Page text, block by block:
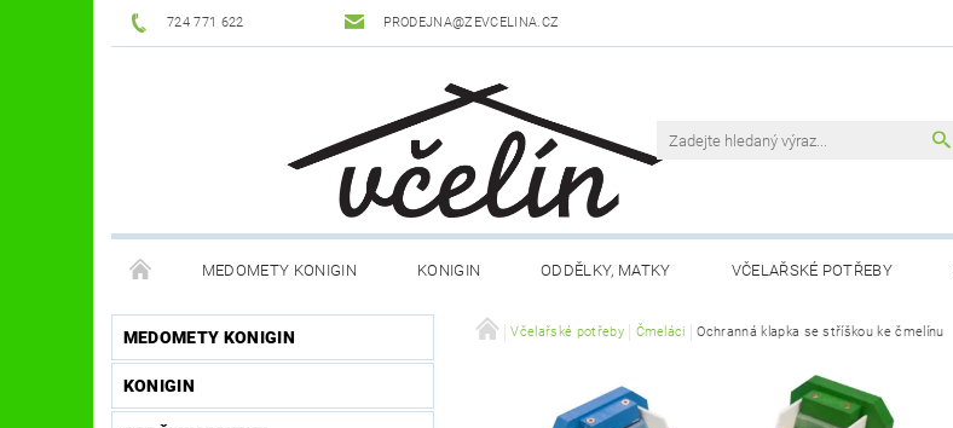
724 771 622 PRODEJNA@ZEVCELINA.CZ
MEDOMETY KONIGIN KONIGIN ODDĚLKY, MATKY VČELAŘSKÉ POTŘEBY
POTŘEBY K ÚLŮM OCHRANNÉ POMŮCKY VČELAŘSKÁ LITERATURA VČELÍ PRODUKTY
DŮM A ZAHRADA JÍDLO A NÁPOJE RÁMKY A PŘÍSLUŠENSTVÍ
MEDOMETY KONIGIN
KONIGIN
Včelařské potřeby Čmeláci Ochranná klapka se stříškou ke čmelínu